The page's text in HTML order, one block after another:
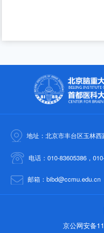
地址：北京市丰台区玉林
电话：010-83605386，
邮箱：bibd@ccmu.edu.cn
京公网安备